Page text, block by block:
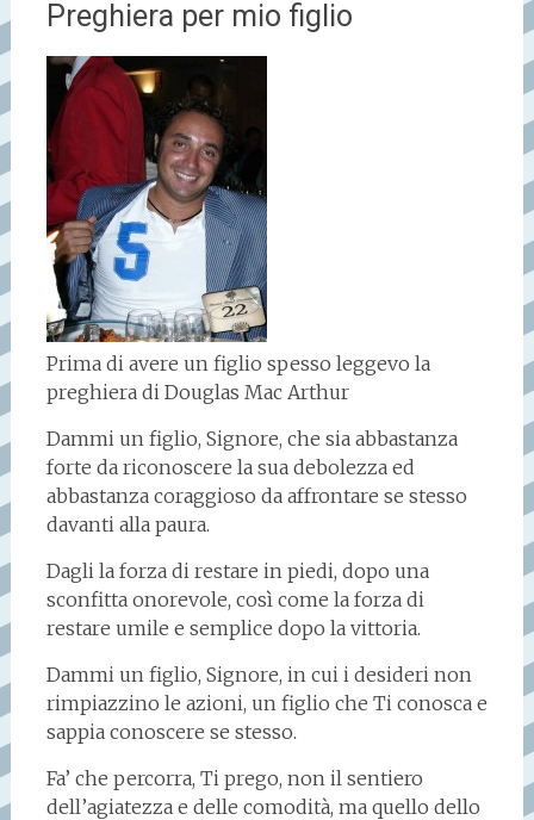
Preghiera per mio figlio
Prima di avere un figlio spesso leggevo la
preghiera di Douglas Mac Arthur
Dammi un figlio, Signore, che sia abbastanza
forte da riconoscere la sua debolezza ed
abbastanza coraggioso da affrontare se stesso
davanti alla paura.
Dagli la forza di restare in piedi, dopo una
sconfitta onorevole, così come la forza di
restare umile e semplice dopo la vittoria.
Dammi un figlio, Signore, in cui i desideri non
rimpiazzino le azioni, un figlio che Ti conosca e
sappia conoscere se stesso.
Fa’ che percorra, Ti prego, non il sentiero
dell’agiatezza e delle comodità, ma quello dello